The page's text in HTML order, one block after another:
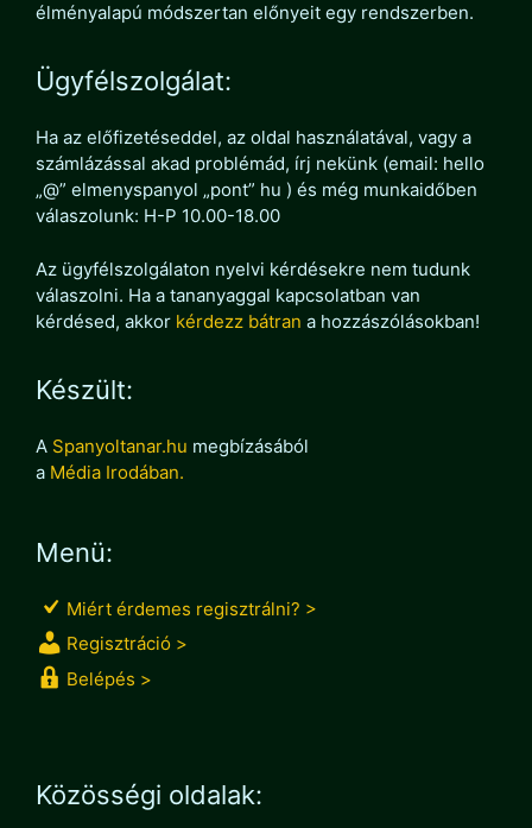
élményalapú módszertan előnyeit egy rendszerben.
Ügyfélszolgálat:
Ha az előfizetéseddel, az oldal használatával, vagy a
számlázással akad problémád, írj nekünk (email: hello
„@” elmenyspanyol „pont” hu ) és még munkaidőben
válaszolunk: H-P 10.00-18.00
Az ügyfélszolgálaton nyelvi kérdésekre nem tudunk
válaszolni. Ha a tananyaggal kapcsolatban van
kérdésed, akkor kérdezz bátran a hozzászólásokban!
Készült:
A Spanyoltanar.hu megbízásából
a Média Irodában.
Menü:
Miért érdemes regisztrálni? >
Regisztráció >
Belépés >
Közösségi oldalak: